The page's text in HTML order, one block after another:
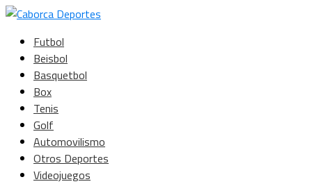
Futbol
Beisbol
Basquetbol
Box
Tenis
Golf
Automovilismo
Otros Deportes
Videojuegos